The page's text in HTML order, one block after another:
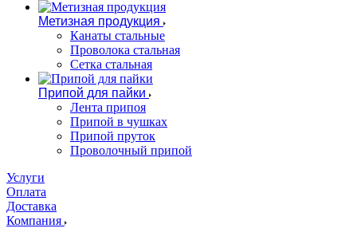
Метизная продукция
Канаты стальные
Проволока стальная
Сетка стальная
Припой для пайки
Лента припоя
Припой в чушках
Припой пруток
Проволочный припой
Услуги
Оплата
Доставка
Компания